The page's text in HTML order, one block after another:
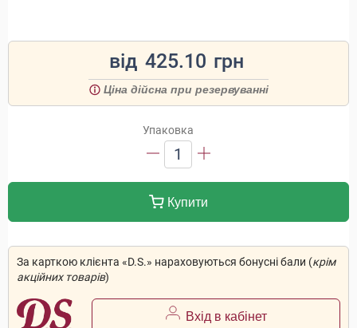
від 425.10 грн
Ціна дійсна при резервуванні
Упаковка
1
Купити
За карткою клієнта «D.S.» нараховуються бонусні бали (крім
акційних товарів)
Вхід в кабінет